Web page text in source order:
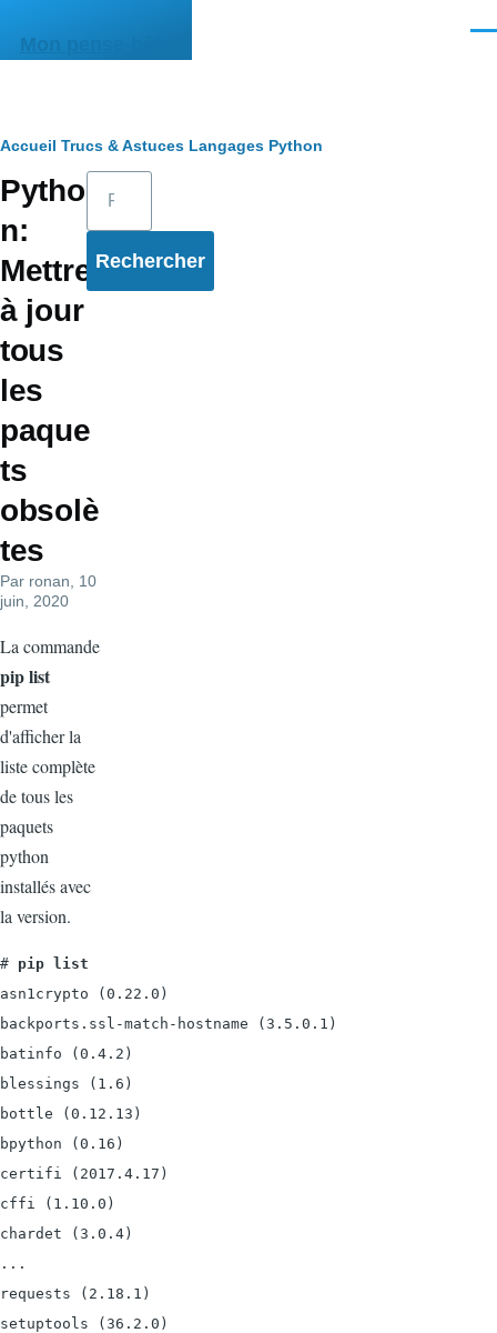
Mon pense-bête
Fil
d'Ariane
Accueil Trucs & Astuces Langages Python
Pytho
n:
Mettre
à jour
tous
les
paque
ts
obsolè
tes
Par ronan , 10
juin, 2020
La commande
pip list
permet
d'afficher la
liste complète
de tous les
paquets
python
installés avec
la version.
# pip list
asn1crypto (0.22.0)
backports.ssl-match-hostname (3.5.0.1)
batinfo (0.4.2)
blessings (1.6)
bottle (0.12.13)
bpython (0.16)
certifi (2017.4.17)
cffi (1.10.0)
chardet (3.0.4)
...
requests (2.18.1)
setuptools (36.2.0)